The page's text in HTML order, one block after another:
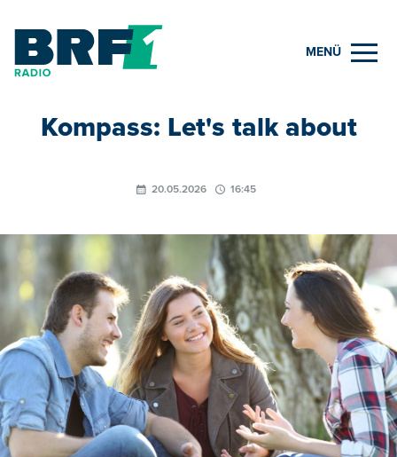
MENÜ
Kompass: Let's talk about
20.05.2026 16:45